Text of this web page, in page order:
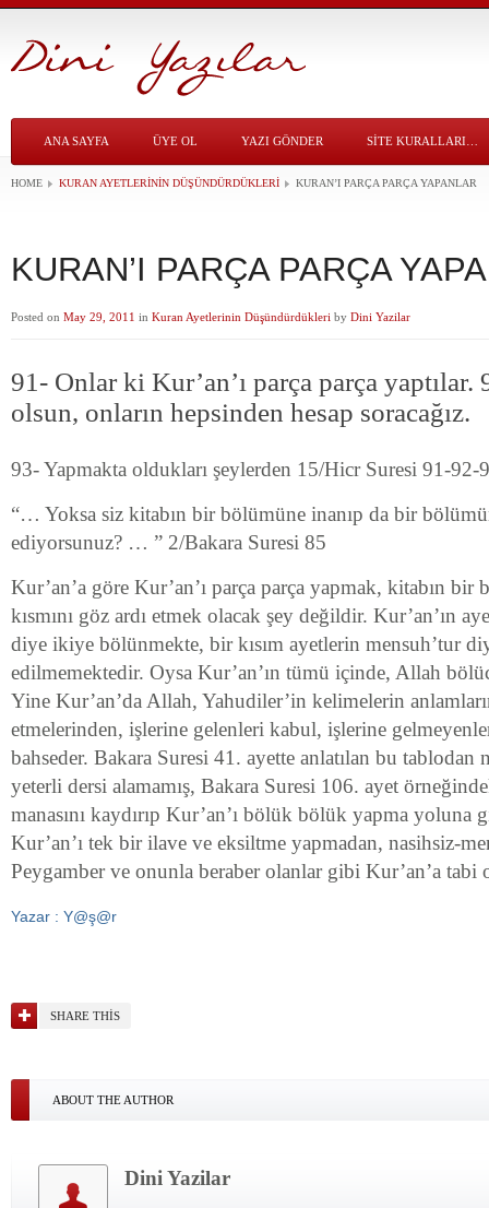
ANA SAYFA ÜYE OL YAZI GÖNDER SITE KURALLARI…
HOME KURAN AYETLERININ DÜŞÜNDÜRDÜKLERI KURAN’I PARÇA PARÇA YAPANLAR
KURAN’I PARÇA PARÇA
Posted on May 29, 2011 in Kuran Ayetlerinin Düşündürdükleri by Dini Yazilar
91- Onlar ki Kur’an’ı parça parça yaptılar.
olsun, onların hepsinden hesap soracağız.
93- Yapmakta oldukları şeylerden 15/Hicr Suresi 91-92-
“… Yoksa siz kitabın bir bölümüne inanıp da bir
ediyorsunuz? … ” 2/Bakara Suresi 85
Kur’an’a göre Kur’an’ı parça parça yapmak, kitabın
kısmını göz ardı etmek olacak şey değildir. Kur’an’ın
diye ikiye bölünmekte, bir kısım ayetlerin mensuh’tur
edilmemektedir. Oysa Kur’an’ın tümü içinde, Allah
Yine Kur’an’da Allah, Yahudiler’in kelimelerin
etmelerinden, işlerine gelenleri kabul, işlerine
bahseder. Bakara Suresi 41. ayette anlatılan bu tablodan
yeterli dersi alamamış, Bakara Suresi 106. ayet
manasını kaydırıp Kur’an’ı bölük bölük yapma
Kur’an’ı tek bir ilave ve eksiltme yapmadan, nasihsiz-
Peygamber ve onunla beraber olanlar gibi Kur’an’a tabi
Yazar : Y@ş@r
SHARE THIS
ABOUT THE AUTHOR
Dini Yazilar